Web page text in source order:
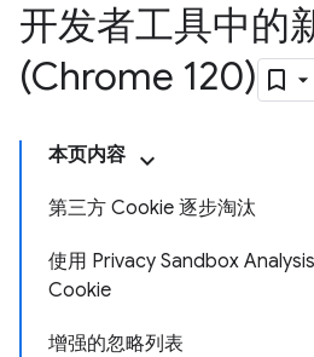
开发者工具中的
(Chrome 120)
本页内容
第三方 Cookie 逐步淘汰
使用 Privacy Sandbox
Cookie
增强的忽略列表